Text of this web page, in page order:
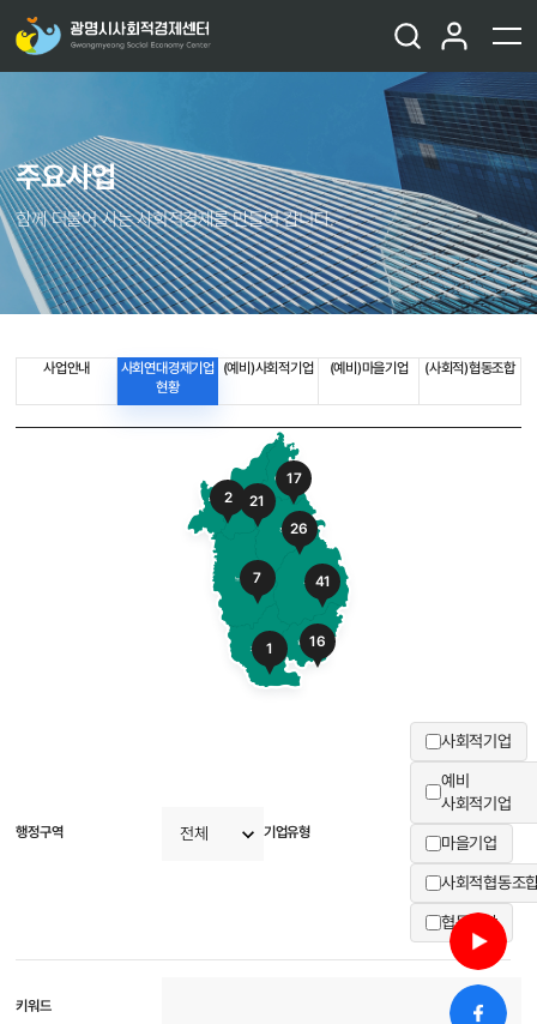
주요사업
함께 더불어 사는 사회적경제를 만들어 갑니다.
사업안내
사회연대경제기업
현황
(예비)사회적기업 (예비)마을기업 (사회적)협동조합
2 21
17
7
26
1
41
16
행정구역 기업유형
사회적기업
예비
사회적기업
마을기업
사회적협동조
협동조합
키워드